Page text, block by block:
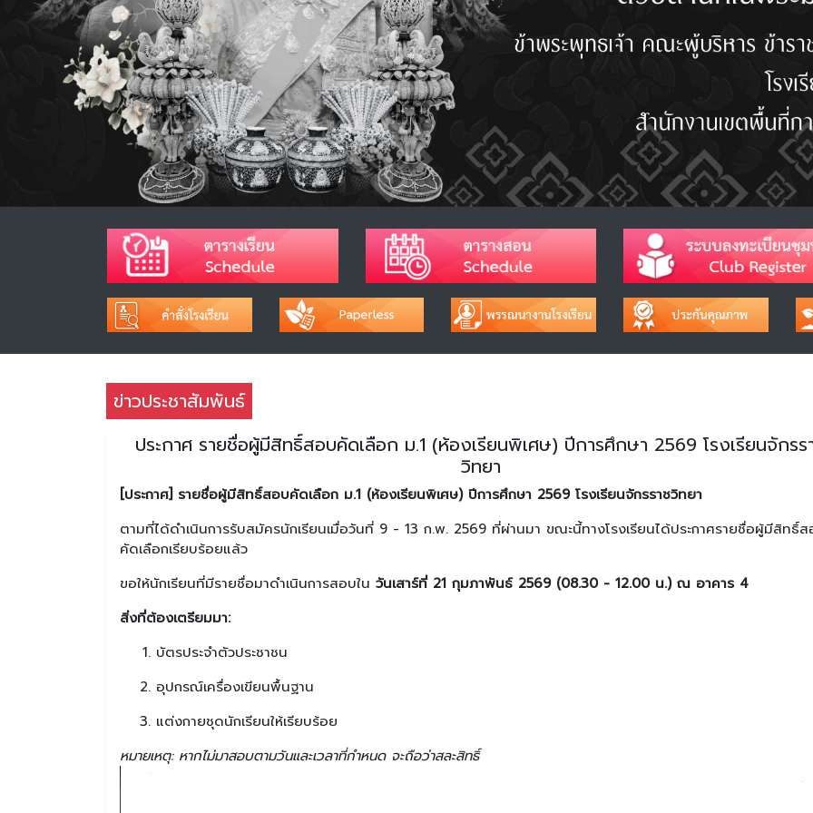
ข่าวประชาสัมพันธ์
ประกาศ รายชื่อผู้มีสิทธิ์สอบคัดเลือก ม.1 (ห้องเรียนพิเศษ) ปีการศึกษา 2569 โรงเรียนจักรร
วิทยา
[ประกาศ] รายชื่อผู้มีสิทธิ์สอบคัดเลือก ม.1 (ห้องเรียนพิเศษ) ปีการศึกษา 2569 โรงเรียนจักรราชวิทยา
ตามที่ได้ดำเนินการรับสมัครนักเรียนเมื่อวันที่ 9 - 13 ก.พ. 2569 ที่ผ่านมา ขณะนี้ทางโรงเรียนได้ประกาศรายชื่อผู้มีสิทธิ์
คัดเลือกเรียบร้อยแล้ว
ขอให้นักเรียนที่มีรายชื่อมาดำเนินการสอบใน วันเสาร์ที่ 21 กุมภาพันธ์ 2569 (08.30 - 12.00 น.) ณ อาคาร 4
สิ่งที่ต้องเตรียมมา:
บัตรประจำตัวประชาชน
อุปกรณ์เครื่องเขียนพื้นฐาน
แต่งกายชุดนักเรียนให้เรียบร้อย
หมายเหตุ: หากไม่มาสอบตามวันและเวลาที่กำหนด จะถือว่าสละสิทธิ์